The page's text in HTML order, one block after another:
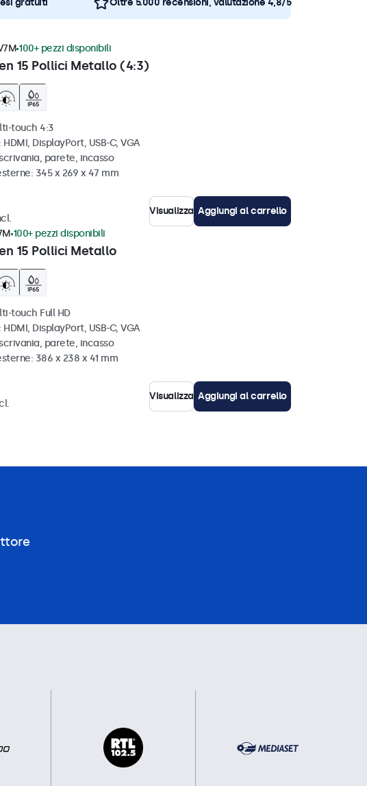
gratuiti Oltre 5.000 recensioni, valutazione 4,8/5
15 Pollici Metallo (4:3)
100+ pezzi disponibili
touch 4:3
DisplayPort, USB-C, VGA
parete, incasso
345 x 269 x 47 mm
Visualizza Aggiungi al carrello
15 Pollici Metallo
100+ pezzi disponibili
touch Full HD
DisplayPort, USB-C, VGA
parete, incasso
386 x 238 x 41 mm
Visualizza Aggiungi al carrello